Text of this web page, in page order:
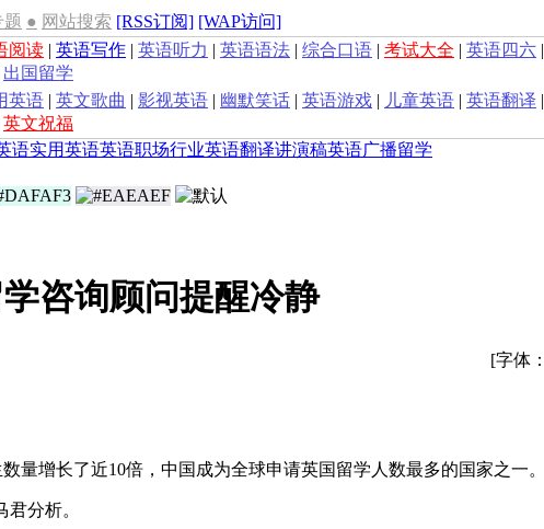
题 ● 网站搜索 [RSS订阅] [WAP访问]
阅读 | 英语写作 | 英语听力 | 英语语法 | 综合口语 | 考试大全 | 英语四六 |
出国留学
英语 | 英文歌曲 | 影视英语 | 幽默笑话 | 英语游戏 | 儿童英语 | 英语翻译 |
英文祝福
语实用英语英语职场行业英语翻译讲演稿英语广播留学
咨询顾问提醒冷静
[字体：
增长了近10倍，中国成为全球申请英国留学人数最多的国家之一。
分析。